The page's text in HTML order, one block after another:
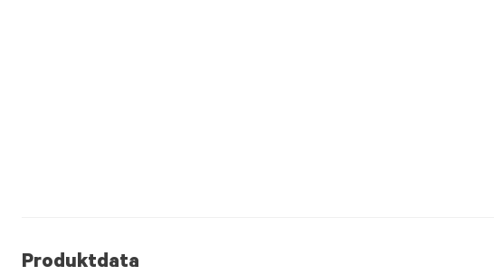
Produktdata